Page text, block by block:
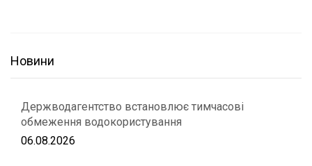
Новини
Держводагентство встановлює тимчасові
обмеження водокористування
06.08.2026